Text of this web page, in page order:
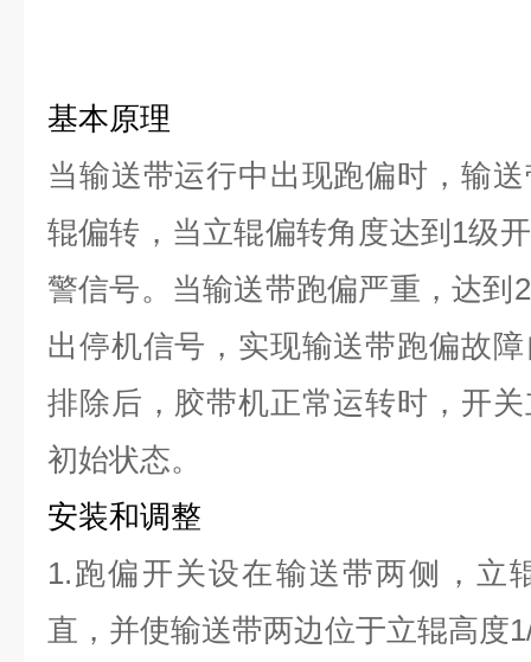
基本原理
当输送带运行中出现跑偏时，输
辊偏转，当立辊偏转角度达到1级
警信号。当输送带跑偏严重，达到
出停机信号，实现输送带跑偏故
排除后，胶带机正常运转时，开
初始状态。
安装和调整
1.跑偏开关设在输送带两侧，立
直，并使输送带两边位于立辊高度